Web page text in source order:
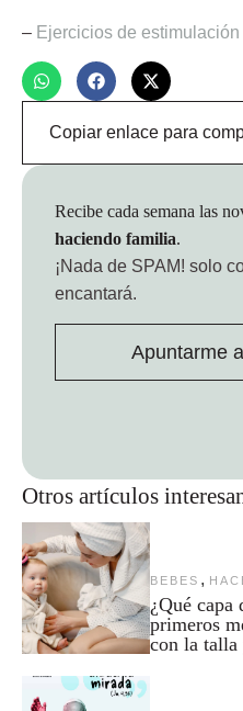
– Ejercicios de
Copiar enlace para
Otros artículos
BEBES ,
¿Qué capa
primeros
con la
Recibe cada semana las
haciendo familia.
¡Nada de SPAM! solo
encantará.
Apuntarme